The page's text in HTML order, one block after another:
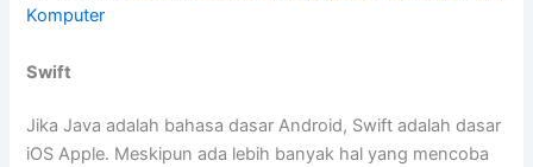
Komputer
Swift
Jika Java adalah bahasa dasar Android, Swift adalah dasar
iOS Apple. Meskipun ada lebih banyak hal yang mencoba